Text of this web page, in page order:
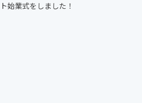
始業式をしました！